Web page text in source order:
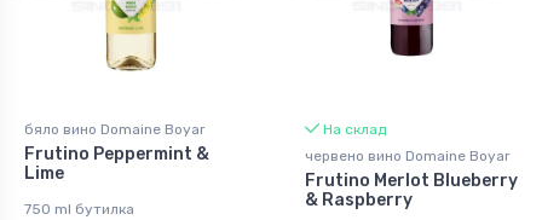
бяло вино Domaine Boyar
Frutino Peppermint &
Lime
750 ml бутилка
На склад
червено вино Domaine Boyar
Frutino Merlot Blueberry
& Raspberry